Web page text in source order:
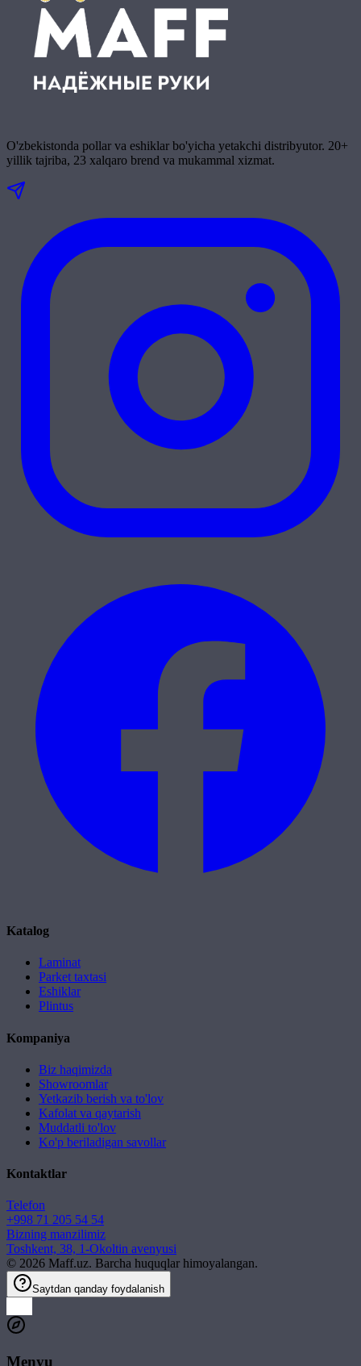
O'zbekistonda pollar va eshiklar bo'yicha yetakchi distribyutor. 20+
yillik tajriba, 23 xalqaro brend va mukammal xizmat.
Katalog
Laminat
Parket taxtasi
Eshiklar
Plintus
Kompaniya
Biz haqimizda
Showroomlar
Yetkazib berish va to'lov
Kafolat va qaytarish
Muddatli to'lov
Ko'p beriladigan savollar
Kontaktlar
Telefon
+998 71 205 54 54
Bizning manzilimiz
Toshkent, 38, 1-Okoltin avenyusi
© 2026 Maff.uz. Barcha huquqlar himoyalangan.
Saytdan qanday foydalanish
Menyu